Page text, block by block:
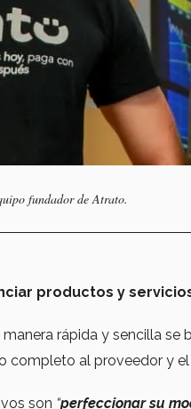
fundador de Atrato.
productos y
manera rápida y sencilla se
completo al proveedor y
son “perfeccionar su